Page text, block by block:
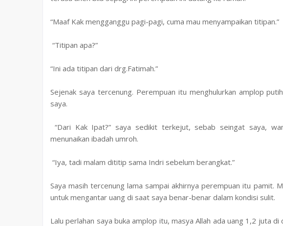
“Maaf Kak mengganggu pagi-pagi, cuma mau menyampaikan titipan.”
“Titipan apa?”
“Ini ada titipan dari drg.Fatimah.”
Sejenak saya tercenung. Perempuan itu menghulurkan amplop
saya.
“Dari Kak Ipat?” saya sedikit terkejut, sebab seingat saya,
menunaikan ibadah umroh.
“Iya, tadi malam dititip sama Indri sebelum berangkat.”
Saya masih tercenung lama sampai akhirnya perempuan itu pamit.
untuk mengantar uang di saat saya benar-benar dalam kondisi sulit.
Lalu perlahan saya buka amplop itu, masya Allah ada uang 1,2 juta